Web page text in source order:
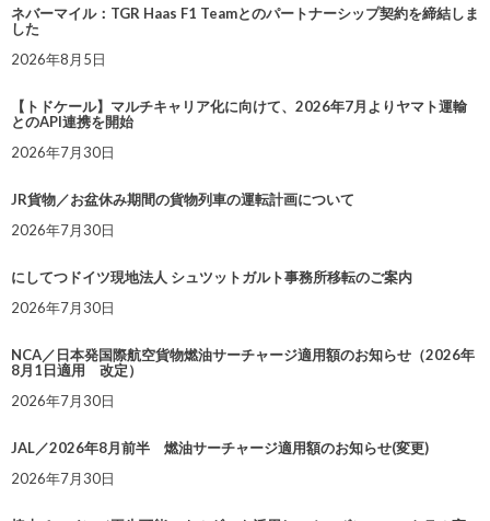
ネバーマイル：TGR Haas F1 Teamとのパートナーシップ契約を締結しま
した
2026年8月5日
【トドケール】マルチキャリア化に向けて、2026年7月よりヤマト運輸
とのAPI連携を開始
2026年7月30日
JR貨物／お盆休み期間の貨物列車の運転計画について
2026年7月30日
にしてつドイツ現地法人 シュツットガルト事務所移転のご案内
2026年7月30日
NCA／日本発国際航空貨物燃油サーチャージ適用額のお知らせ（2026年
8月1日適用 改定）
2026年7月30日
JAL／2026年8月前半 燃油サーチャージ適用額のお知らせ(変更)
2026年7月30日